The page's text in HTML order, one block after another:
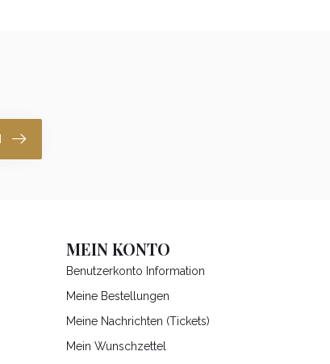
MEIN KONTO
Benutzerkonto Information
Meine Bestellungen
Meine Nachrichten (Tickets)
Mein Wunschzettel